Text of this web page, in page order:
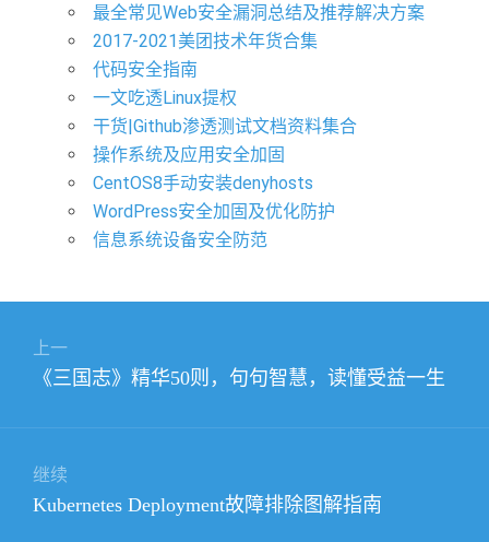
最全常见Web安全漏洞总结及推荐解决方案
2017-2021美团技术年货合集
代码安全指南
一文吃透Linux提权
干货|Github渗透测试文档资料集合
操作系统及应用安全加固
CentOS8手动安装denyhosts
WordPress安全加固及优化防护
信息系统设备安全防范
上一
上
《三国志》精华50则，句句智慧，读懂受益一生
继续
下
Kubernetes Deployment故障排除图解指南